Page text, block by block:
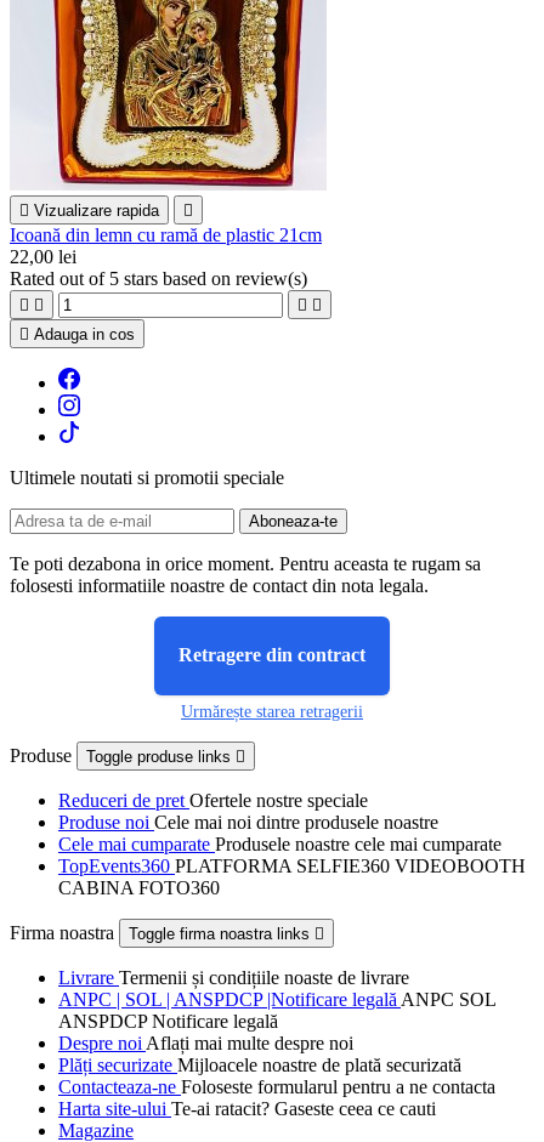
 Vizualizare rapida 
Icoană din lemn cu ramă de plastic 21cm
22,00 lei
Rated out of 5 stars based on review(s)
   
 Adauga in cos
Ultimele noutati si promotii speciale
Te poti dezabona in orice moment. Pentru aceasta te rugam sa
folosesti informatiile noastre de contact din nota legala.
Retragere din contract
Urmărește starea retragerii
Produse Toggle produse links 
Reduceri de pret Ofertele nostre speciale
Produse noi Cele mai noi dintre produsele noastre
Cele mai cumparate Produsele noastre cele mai cumparate
TopEvents360 PLATFORMA SELFIE360 VIDEOBOOTH
CABINA FOTO360
Firma noastra Toggle firma noastra links 
Livrare Termenii și condițiile noaste de livrare
ANPC | SOL | ANSPDCP |Notificare legală ANPC SOL
ANSPDCP Notificare legală
Despre noi Aflați mai multe despre noi
Plăți securizate Mijloacele noastre de plată securizată
Contacteaza-ne Foloseste formularul pentru a ne contacta
Harta site-ului Te-ai ratacit? Gaseste ceea ce cauti
Magazine